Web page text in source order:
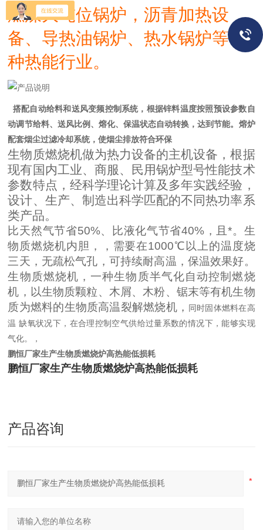
燃煤大吨位锅炉，沥青加热设
备、导热油锅炉、热水锅炉等各
种热能行业。
搭配自动给料和送风变频控制系统，根据锌料温度按照预设参数自
动调节给料、送风比例、熔化、保温状态自动转换，达到节能。熔炉
配套烟尘过滤冷却系统，使烟尘排放符合环保
生物质燃烧机做为热力设备的主机设备，根据
现有国内工业、商服、民用锅炉型号性能技术
参数特点，经科学理论计算及多年实践经验，
设计、生产、制造出科学匹配的不同热功率系
类产品。
比天然气节省50%、比液化气节省40%，且*。生
物质燃烧机内胆，，需要在1000℃以上的温度烧
三天，无疏松气孔，可持续耐高温，保温效果好。
生物质燃烧机，一种生物质半气化自动控制燃烧
机，以生物质颗粒、木屑、木粉、锯末等有机生物
质为燃料的生物质高温裂解燃烧机，
同时固体燃料在高
温 缺氧状况下，在合理控制空气供给过量系数的情况下，能够实现
气化。
，
鹏恒厂家生产生物质燃烧炉高热能低损耗
鹏恒厂家生产生物质燃烧炉高热能低损耗
产品咨询